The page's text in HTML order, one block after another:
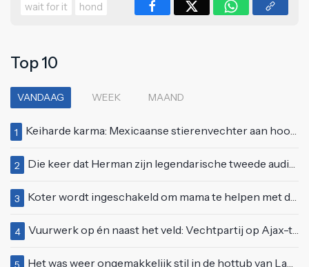
wait for it
hond
Top 10
VANDAAG WEEK MAAND
1 Keiharde karma: Mexicaanse stierenvechter aan hoorn gespietst voor ogen van duizenden toeschouwers
2 Die keer dat Herman zijn legendarische tweede auditie bij Idols deed
3 Koter wordt ingeschakeld om mama te helpen met de perfecte vakantiefoto te maken
4 Vuurwerk op én naast het veld: Vechtpartij op Ajax-tribune tussen supporters en stewards
Het was weer ongemakkelijk stil in de hottub van Lang Leve de Liefde